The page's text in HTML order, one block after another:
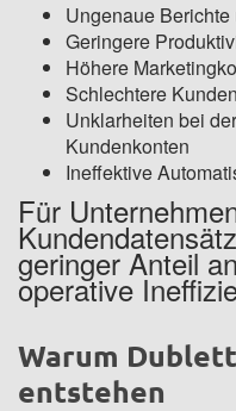
Ungenaue
Geringere
Höhere
Schlechtere
Unklarheiten bei
Kundenkonten
Ineffektive
Für
geringer Anteil
operative
Warum
entstehen